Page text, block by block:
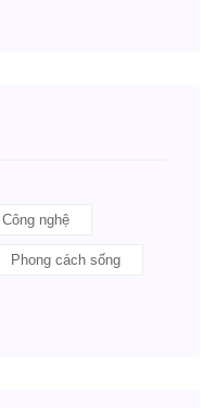
Công nghệ
Phong cách sống